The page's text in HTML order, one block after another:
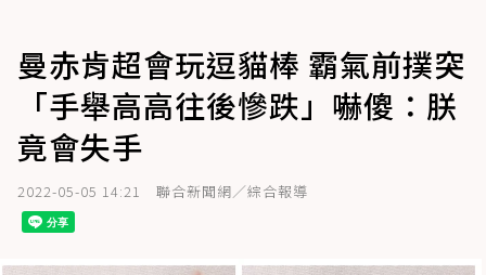
曼赤肯超會玩逗貓棒 霸氣前撲突
「手舉高高往後慘跌」嚇傻：朕
竟會失手
2022-05-05 14:21 聯合新聞網／綜合報導